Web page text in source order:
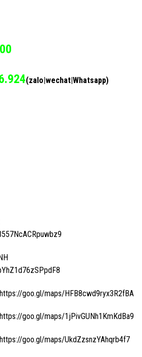
(zalo|wechat|Whatsapp)
goo.gl/maps/HFB8cwd9ryx3R2fBA
goo.gl/maps/1jPivGUNh1KmKdBa9
goo.gl/maps/UkdZzsnzYAhqrb4f7